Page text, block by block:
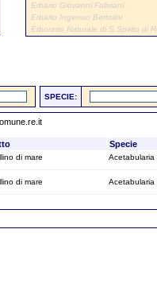
Erbario Giovanni Fabriani
Erbario Ingenuo Bertolini
Erborario Naturale di S.Spirito di
SPECIE:
Specie
di mare Acetabularia
di mare Acetabularia